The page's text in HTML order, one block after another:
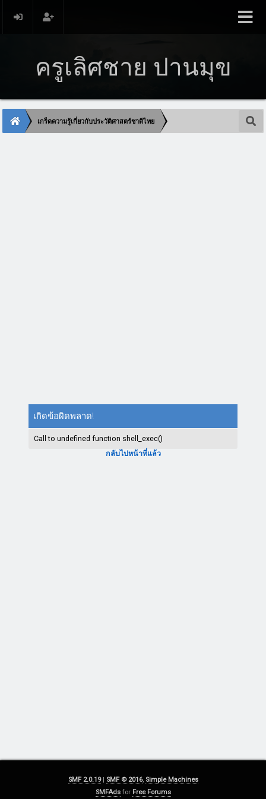
ครูเลิศชาย ปานมุข
เกร็ดความรู้เกี่ยวกับประวัติศาสตร์ชาติไทย
เกิดข้อผิดพลาด!
Call to undefined function shell_exec()
กลับไปหน้าที่แล้ว
SMF 2.0.19| SMF © 2016, Simple Machines
SMFAdsfor Free Forums